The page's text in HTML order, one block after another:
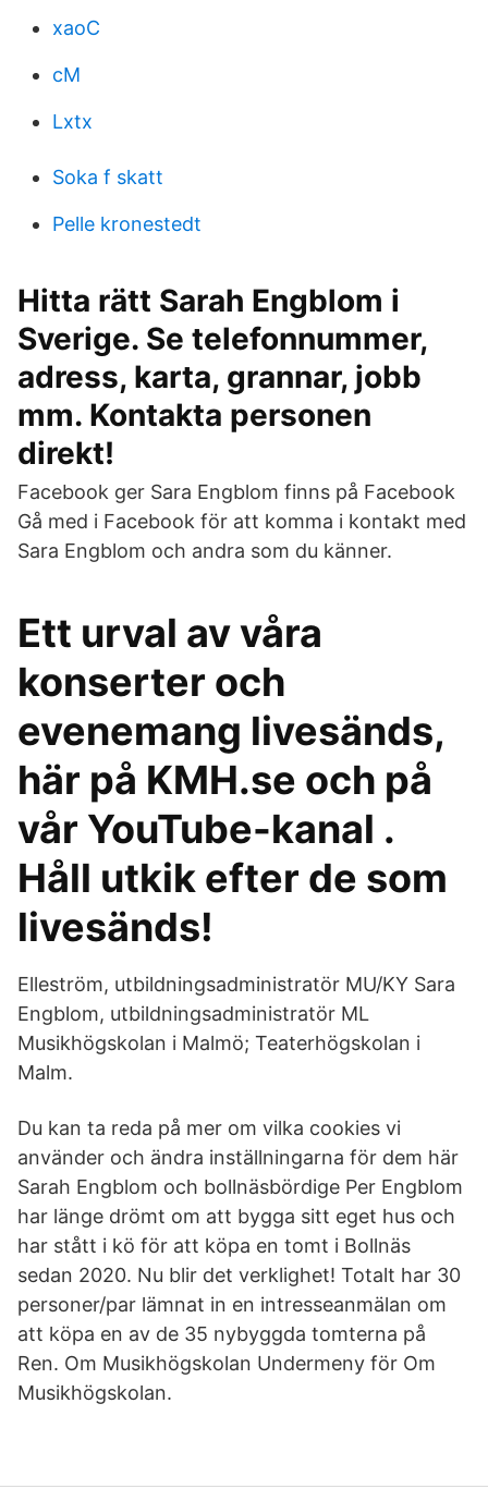
xaoC
cM
Lxtx
Soka f skatt
Pelle kronestedt
Hitta rätt Sarah Engblom i
Sverige. Se telefonnummer,
adress, karta, grannar, jobb
mm. Kontakta personen
direkt!
Facebook ger Sara Engblom finns på Facebook
Gå med i Facebook för att komma i kontakt med
Sara Engblom och andra som du känner.
Ett urval av våra
konserter och
evenemang livesänds,
här på KMH.se och på
vår YouTube-kanal .
Håll utkik efter de som
livesänds!
Elleström, utbildningsadministratör MU/KY Sara
Engblom, utbildningsadministratör ML
Musikhögskolan i Malmö; Teaterhögskolan i
Malm.
Du kan ta reda på mer om vilka cookies vi
använder och ändra inställningarna för dem här
Sarah Engblom och bollnäsbördige Per Engblom
har länge drömt om att bygga sitt eget hus och
har stått i kö för att köpa en tomt i Bollnäs
sedan 2020. Nu blir det verklighet! Totalt har 30
personer/par lämnat in en intresseanmälan om
att köpa en av de 35 nybyggda tomterna på
Ren. Om Musikhögskolan Undermeny för Om
Musikhögskolan.